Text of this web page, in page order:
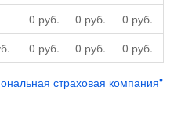
0 руб. 0 руб.
0 руб.
0 руб. 0 руб. 0 руб.
страховая компания"